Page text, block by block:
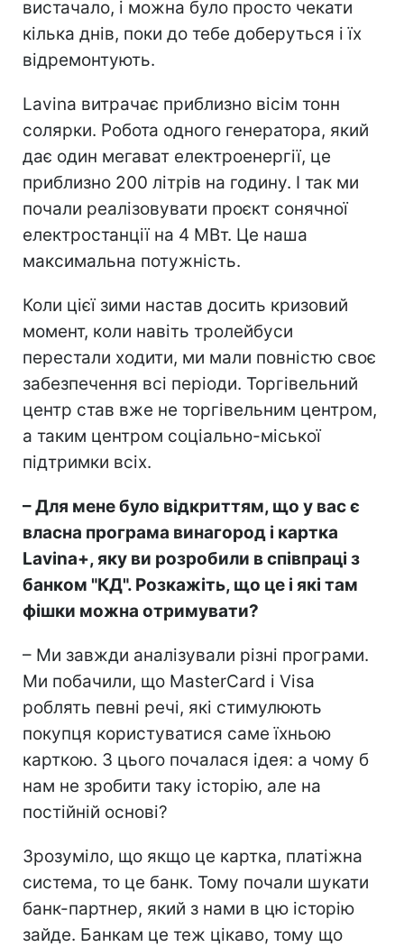
вистачало, і можна було просто чекати
кілька днів, поки до тебе доберуться і їх
відремонтують.
Lavina витрачає приблизно вісім тонн
солярки. Робота одного генератора, який
дає один мегават електроенергії, це
приблизно 200 літрів на годину. І так ми
почали реалізовувати проєкт сонячної
електростанції на 4 МВт. Це наша
максимальна потужність.
Коли цієї зими настав досить кризовий
момент, коли навіть тролейбуси
перестали ходити, ми мали повністю своє
забезпечення всі періоди. Торгівельний
центр став вже не торгівельним центром,
а таким центром соціально-міської
підтримки всіх.
– Для мене було відкриттям, що у вас є
власна програма винагород і картка
Lavina+, яку ви розробили в співпраці з
банком "КД". Розкажіть, що це і які там
фішки можна отримувати?
– Ми завжди аналізували різні програми.
Ми побачили, що MasterCard і Visa
роблять певні речі, які стимулюють
покупця користуватися саме їхньою
карткою. З цього почалася ідея: а чому б
нам не зробити таку історію, але на
постійній основі?
Зрозуміло, що якщо це картка, платіжна
система, то це банк. Тому почали шукати
банк-партнер, який з нами в цю історію
зайде. Банкам це теж цікаво, тому що